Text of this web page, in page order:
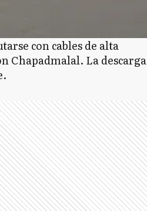
con cables de alta
Chapadmalal. La descarga